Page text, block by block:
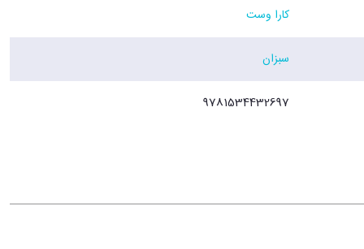
کارا وست
سبزان
9781534432697